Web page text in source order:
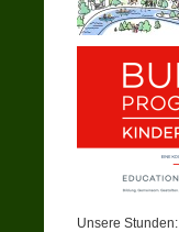
Unsere Stunden: